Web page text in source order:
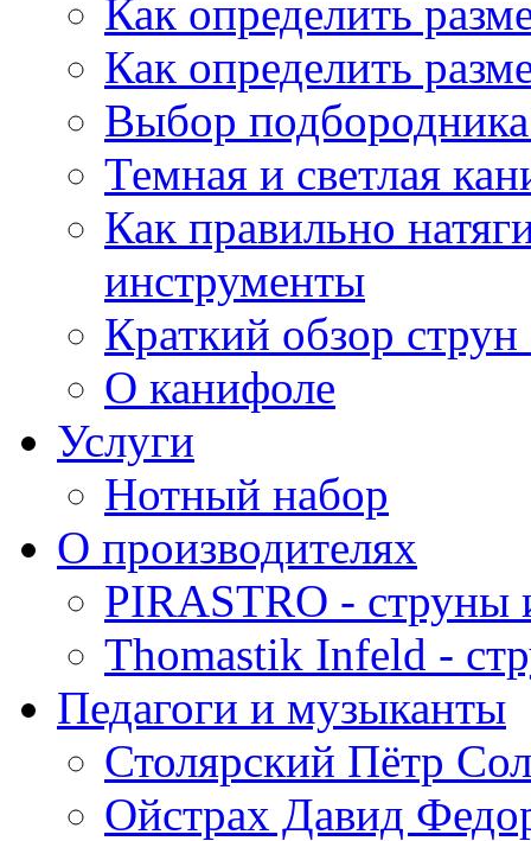
Как определить
Как определить
Выбор
Темная и светлая
Как правильно
инструменты
Краткий обзор
О канифоле
Услуги
Нотный набор
О производителях
PIRASTRO - струны
Thomastik Infeld -
Педагоги и музыканты
Столярский Пётр
Ойстрах Давид